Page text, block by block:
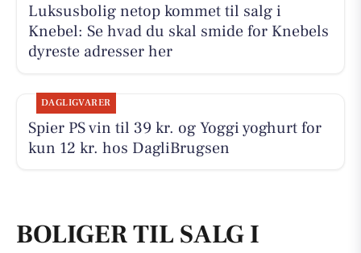
Luksusbolig netop kommet til salg i
Knebel: Se hvad du skal smide for Knebels
dyreste adresser her
DAGLIGVARER
Spier PS vin til 39 kr. og Yoggi yoghurt for
kun 12 kr. hos DagliBrugsen
BOLIGER TIL SALG I